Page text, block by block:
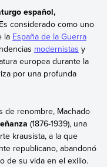
español,
considerado como uno
la España de la Guerra
modernistas y
europea durante la
por una profunda
de renombre, Machado
(1876-1939), una
krausista, a la que
republicano, abandonó
de su vida en el exilio.